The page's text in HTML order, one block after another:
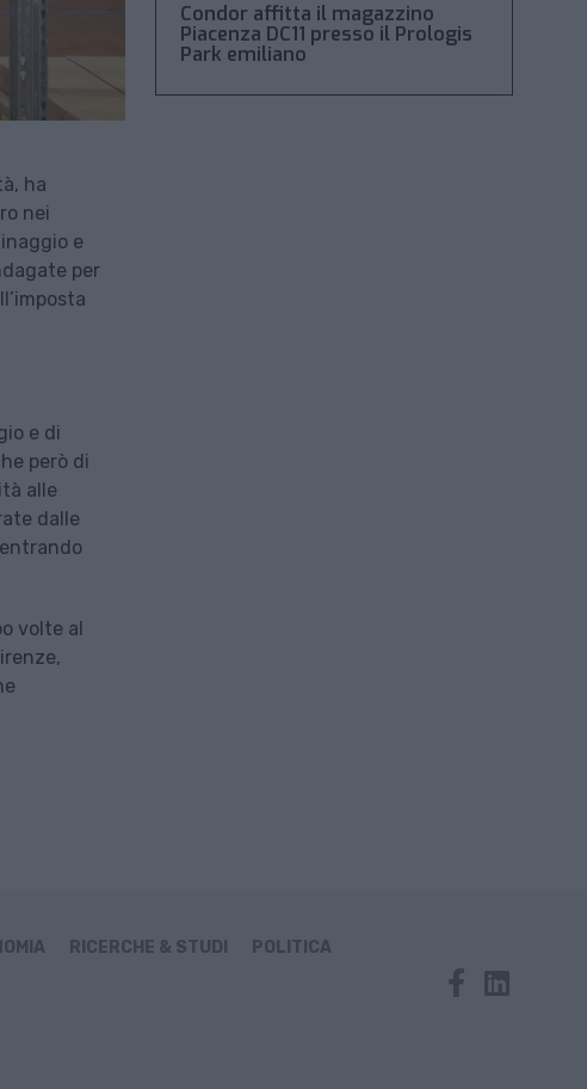
ha
nei
e
per
e di
però di
alle
dalle
volte al
Condor affitta il magazzino
Piacenza DC11 presso il Prologis
Park emiliano
RICERCHE & STUDI
POLITICA